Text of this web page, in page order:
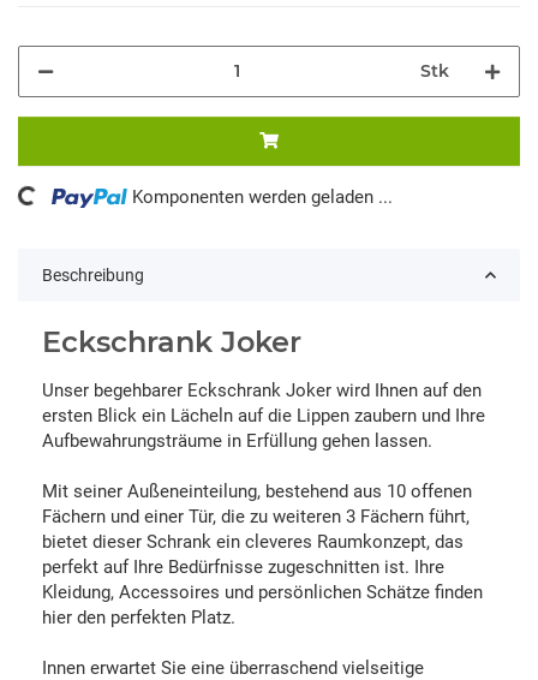
Stk
Komponenten werden geladen ...
Beschreibung
Eckschrank Joker
Unser begehbarer Eckschrank Joker wird Ihnen auf den
ersten Blick ein Lächeln auf die Lippen zaubern und Ihre
Aufbewahrungsträume in Erfüllung gehen lassen.
Mit seiner Außeneinteilung, bestehend aus 10 offenen
Fächern und einer Tür, die zu weiteren 3 Fächern führt,
bietet dieser Schrank ein cleveres Raumkonzept, das
perfekt auf Ihre Bedürfnisse zugeschnitten ist. Ihre
Kleidung, Accessoires und persönlichen Schätze finden
hier den perfekten Platz.
Innen erwartet Sie eine überraschend vielseitige